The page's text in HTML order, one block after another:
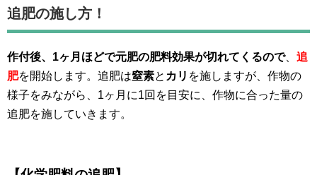
追肥の施し方！
作付後、1ヶ月ほどで元肥の肥料効果が切れてくるので、 追
肥を開始します。追肥は窒素と カリ を施しますが、作物の
様子をみながら、1ヶ月に1回を目安に、作物に合った量の
追肥を施していきます。